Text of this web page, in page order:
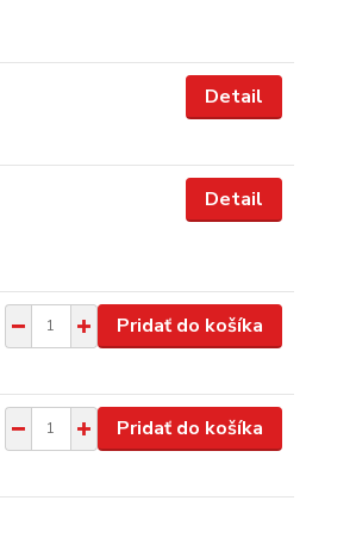
Detail
Detail
Pridať do košíka
Pridať do košíka